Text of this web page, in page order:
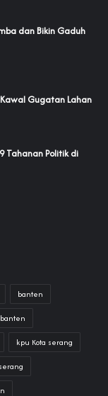
dan Bikin Gaduh
Gugatan Lahan
Tahanan Politik di
banten
kpu Kota serang